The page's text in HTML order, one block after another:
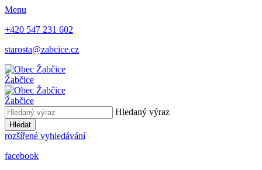
Menu
+420 547 231 602
starosta@zabcice.cz
Žabčice
Žabčice
Hledaný výraz
Hledat
rozšířené vyhledávání
facebook